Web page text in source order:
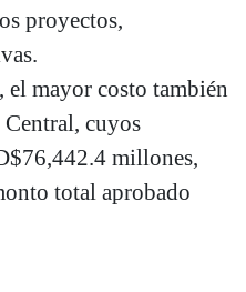
proyectos,
mayor costo también
cuyos
millones,
total aprobado